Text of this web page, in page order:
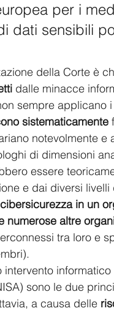
per i
dati sensibili
della Corte è
dalle minacce
sempre applicano i
sistematicamente
notevolmente
di dimensioni
essere
e dai diversi
in un
numerose altre
tra loro e
informatico
sono le due
a causa delle